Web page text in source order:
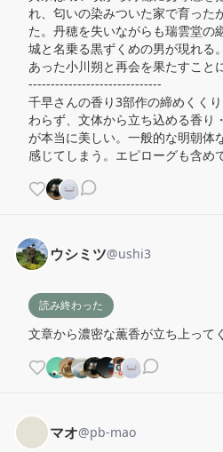
れ、匂いの染みついた家で育った
た。丹穂を失いながらも瑞雲堂の
城と名乗る黒ずくめの男が現れる
あった小川朔と再会を果たすこと
------------------------------
千早さんの香り3部作の締めくく
わらず、文体から立ち込める香り
が本当に美しい。一般的な明朝体
感じてしまう。エピローグも含め
ウシミツ@ushi3
読み終わった
文章から濃密な薫香が立ち上って
マオ@pb-mao